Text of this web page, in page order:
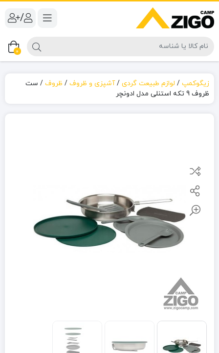
/
0
زیگوکمپ / لوازم طبیعت گردی /آشپزی و ظروف / ظروف / ست
ظروف 9 تکه استنلی مدل ادونچر